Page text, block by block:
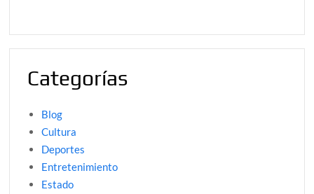
Categorías
Blog
Cultura
Deportes
Entretenimiento
Estado